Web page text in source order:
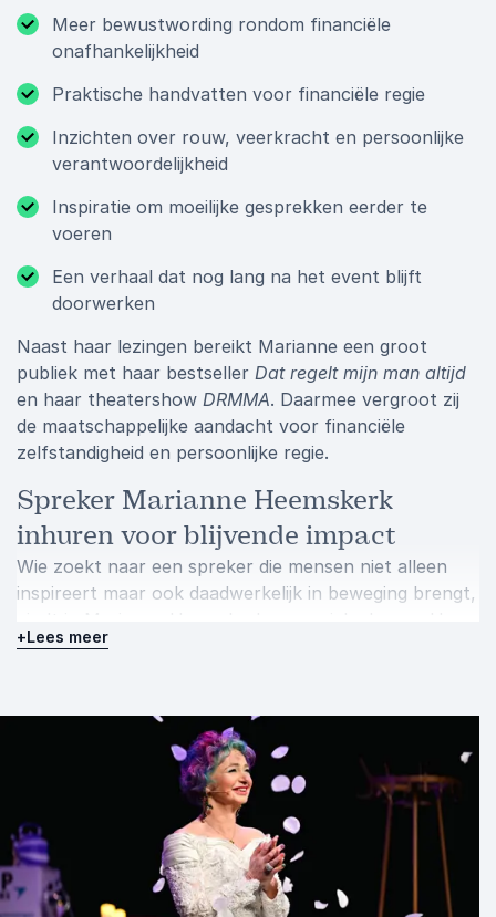
Meer bewustwording rondom financiële
onafhankelijkheid
Praktische handvatten voor financiële regie
Inzichten over rouw, veerkracht en persoonlijke
verantwoordelijkheid
Inspiratie om moeilijke gesprekken eerder te
voeren
Een verhaal dat nog lang na het event blijft
doorwerken
Naast haar lezingen bereikt Marianne een groot
publiek met haar bestseller Dat regelt mijn man altijd
en haar theatershow DRMMA. Daarmee vergroot zij
de maatschappelijke aandacht voor financiële
zelfstandigheid en persoonlijke regie.
Spreker Marianne Heemskerk
inhuren voor blijvende impact
Wie zoekt naar een spreker die mensen niet alleen
inspireert maar ook daadwerkelijk in beweging brengt,
combinatie van zakelijke ervaring, persoonlijke
van gesprek blijft.
Boek spreker Marianne Heemskerk voor jouw event
en geef deelnemers de inspiratie om vandaag al de
regie over hun financiële toekomst te versterken.
Neem vrijblijvend contact op voor meer informatie of
om meteen een boeking te maken.
+Lees meer